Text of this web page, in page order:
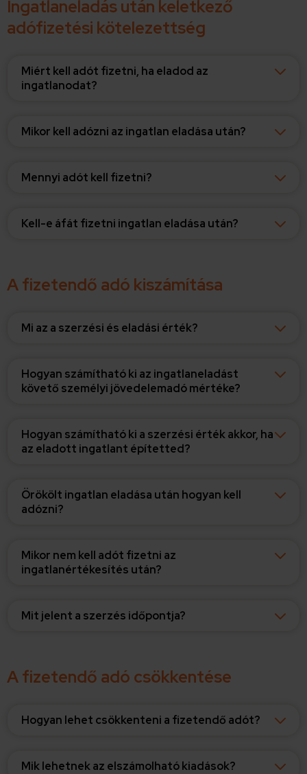
Ingatlaneladás után keletkező
adófizetési kötelezettség
Miért kell adót fizetni, ha eladod az
ingatlanodat?
Mikor kell adózni az ingatlan eladása után?
Mennyi adót kell fizetni?
Kell-e áfát fizetni ingatlan eladása után?
A fizetendő adó kiszámítása
Mi az a szerzési és eladási érték?
Hogyan számítható ki az ingatlaneladást
követő személyi jövedelemadó mértéke?
Hogyan számítható ki a szerzési érték akkor, ha
az eladott ingatlant építetted?
Örökölt ingatlan eladása után hogyan kell
adózni?
Mikor nem kell adót fizetni az
ingatlanértékesítés után?
Mit jelent a szerzés időpontja?
A fizetendő adó csökkentése
Hogyan lehet csökkenteni a fizetendő adót?
Mik lehetnek az elszámolható kiadások?